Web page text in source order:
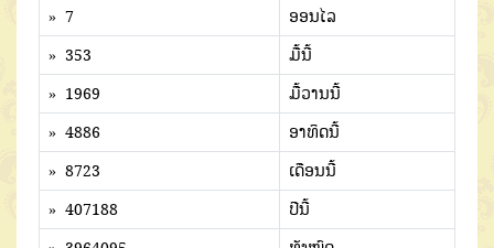
» 7
ອອນໄລ
» 353
ມື້ນີ້
» 1969
ມື້ວານນີ້
» 4886
ອາທິດນີ້
» 8723
ເດືອນນີ້
» 407188
ປີນີ້